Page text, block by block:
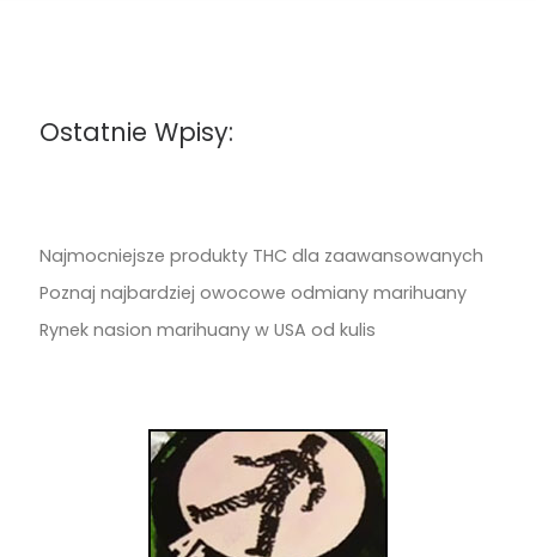
Ostatnie Wpisy:
Najmocniejsze produkty THC dla zaawansowanych
Poznaj najbardziej owocowe odmiany marihuany
Rynek nasion marihuany w USA od kulis